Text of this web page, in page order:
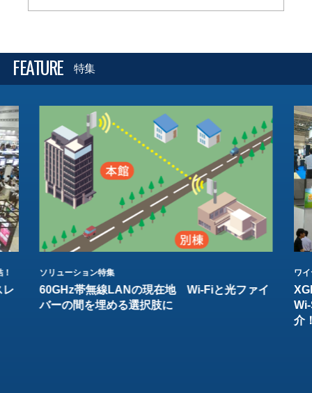
FEATURE 特集
レ
ソリューション特集
60GHz帯無線LANの現在地 Wi-Fiと光ファイ
バーの間を埋める選択肢に
ワ
介